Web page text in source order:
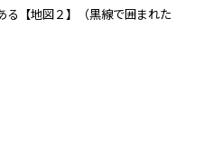
る【地図２】（黒線で囲まれた